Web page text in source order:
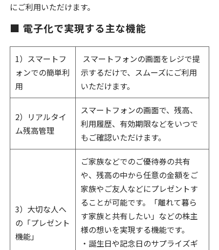
にご利用いただけます。
■ 電子化で実現する主な機能
1）スマートフ
ォンでの簡単利
用
スマートフォンの画面をレジで提
示するだけで、スムーズにご利用
いただけます。
2）リアルタイ
ム残高管理
スマートフォンの画面で、残高、
利用履歴、有効期限などをいつで
もご確認いただけます。
3）大切な人へ
の「プレゼント
機能」
ご家族などでのご優待券の共有
や、残高の中から任意の金額をご
家族やご友人などにプレゼントす
ることが可能です。「離れて暮ら
す家族と共有したい」などの株主
様の想いを実現する機能です。
・誕生日や記念日のサプライズギ